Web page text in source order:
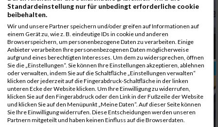
Laufsport im Juni: So bleibst du stark, schnell
und gesund
TRAINING
Standardeinstellung nur für unbedingt erforderliche cookie
beibehalten.
Wir und unsere Partner speichern und/oder greifen auf Informationen auf
einem Gerät zu, wie z. B. eindeutige IDs in cookie und anderen
Browserspeichern, um personenbezogene Daten zu verarbeiten. Einige
Anbieter verarbeiten Ihre personenbezogenen Daten möglicherweise
aufgrund eines berechtigten Interesses. Um dem zu widersprechen, öffnen
Sie die „Einstellungen“. Sie können Ihre Einstellungen akzeptieren, ablehnen
oder verwalten, indem Sie auf die Schaltfläche „Einstellungen verwalten“
klicken oder jederzeit auf die Fingerabdruck-Schaltfläche in der linken
unteren Ecke der Website klicken. Um Ihre Einwilligung zu widerrufen,
klicken Sie auf den Fingerabdruck oder den Link in der Fußzeile der Website
und klicken Sie auf den Menüpunkt „Meine Daten“. Auf dieser Seite können
Sie Ihre Einwilligung widerrufen. Diese Entscheidungen werden unseren
Partnern mitgeteilt und haben keinen Einfluss auf die Browserdaten.